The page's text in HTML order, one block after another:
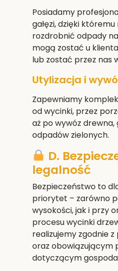
Posiadamy
gałęzi, dzięki
rozdrobnić odpady
mogą zostać u
lub zostać przez nas
Utylizacja i
Zapewniamy
od wycinki, przez
aż po wywóz drewna,
odpadów zielonych.
D.
legalność
Bezpieczeństwo to
priorytet – zarówno
wysokości, jak i przy
procesu wycinki
realizujemy zgodnie z
oraz obowiązującym
dotyczącym